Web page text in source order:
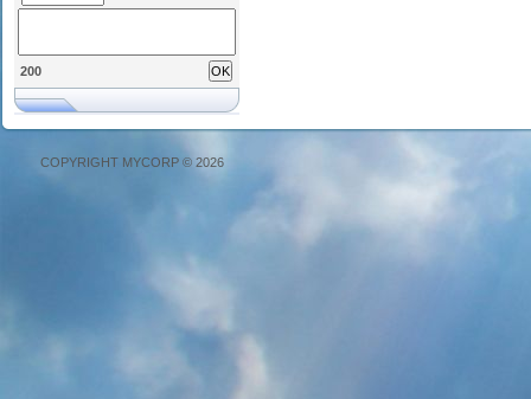
200
COPYRIGHT MYCORP © 2026